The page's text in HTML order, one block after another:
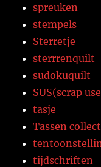
spreuken
stempels
Sterretje
sterrrenquilt
sudokuquilt
SUS(scrap
tasje
Tassen
tijdschriften